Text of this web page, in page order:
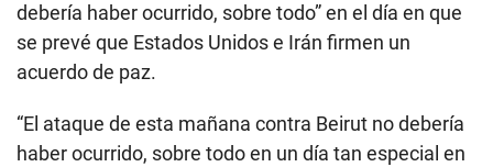
debería haber ocurrido, sobre todo” en el día en que
se prevé que Estados Unidos e Irán firmen un
acuerdo de paz.
“El ataque de esta mañana contra Beirut no debería
haber ocurrido, sobre todo en un día tan especial en